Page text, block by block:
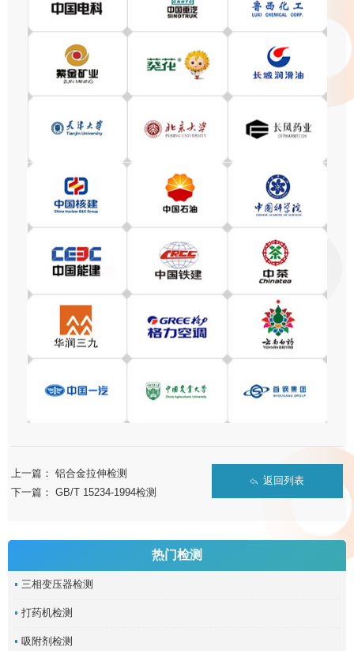
上一篇：铝合金拉伸检测
下一篇：GB/T 15234-1994检测
返回列表
热门检测
三相变压器检测
打药机检测
吸附剂检测